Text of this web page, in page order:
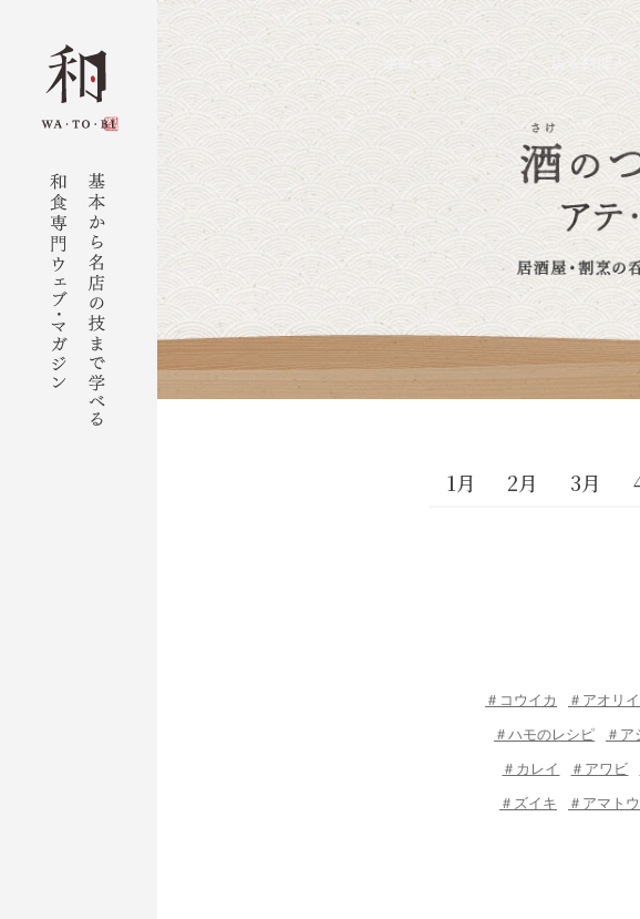
レシピ
1月 2月 3月
＃コウイカ ＃アオリ
＃ハモのレシピ ＃ア
＃カレイ ＃アワビ
＃ズイキ ＃アマト